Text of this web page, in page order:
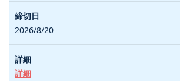
2026/8/20
詳細